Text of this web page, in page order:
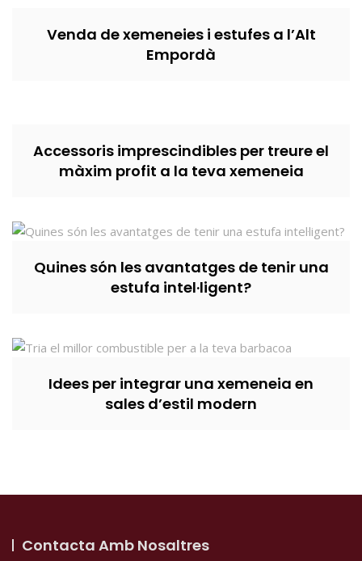
Venda de xemeneies i estufes a l’Alt
Empordà
Accessoris imprescindibles per treure el
màxim profit a la teva xemeneia
Quines són les avantatges de tenir una
estufa intel·ligent?
Idees per integrar una xemeneia en
sales d’estil modern
Contacta Amb Nosaltres